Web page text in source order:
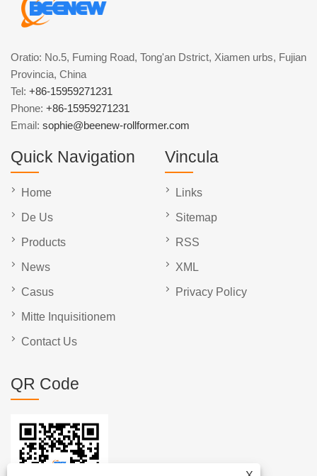
Oratio: No.5, Fuming Road, Tong'an Dstrict, Xiamen urbs, Fujian
Provincia, China
Tel: +86-15959271231
Phone: +86-15959271231
Email: sophie@beenew-rollformer.com
Quick Navigation
Home
De Us
Products
News
Casus
Mitte Inquisitionem
Contact Us
Vincula
Links
Sitemap
RSS
XML
Privacy Policy
QR Code